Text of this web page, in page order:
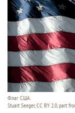
Флаг США.
Stuart Seeger, CC BY 2.0, part